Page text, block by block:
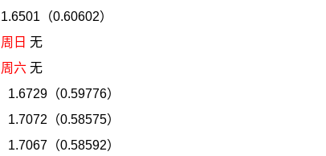
1.6501（0.60602）
周日 无
周六无
1.6729（0.59776）
1.7072（0.58575）
1.7067（0.58592）